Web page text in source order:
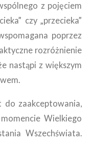
z pojęciem
czy „przecieka”
poprzez
rozróżnienie
nastąpi z większym
do zaakceptowania,
Wielkiego
Wszechświata.